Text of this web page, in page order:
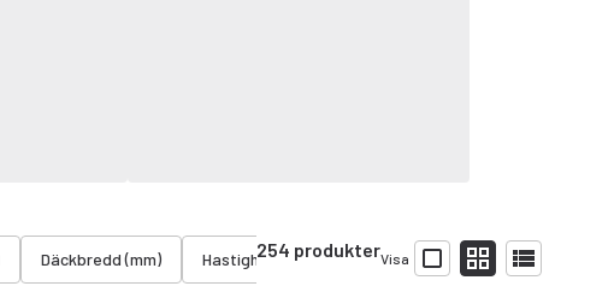
Däckbredd (mm) Hastighetsindex
254 produkterVisa